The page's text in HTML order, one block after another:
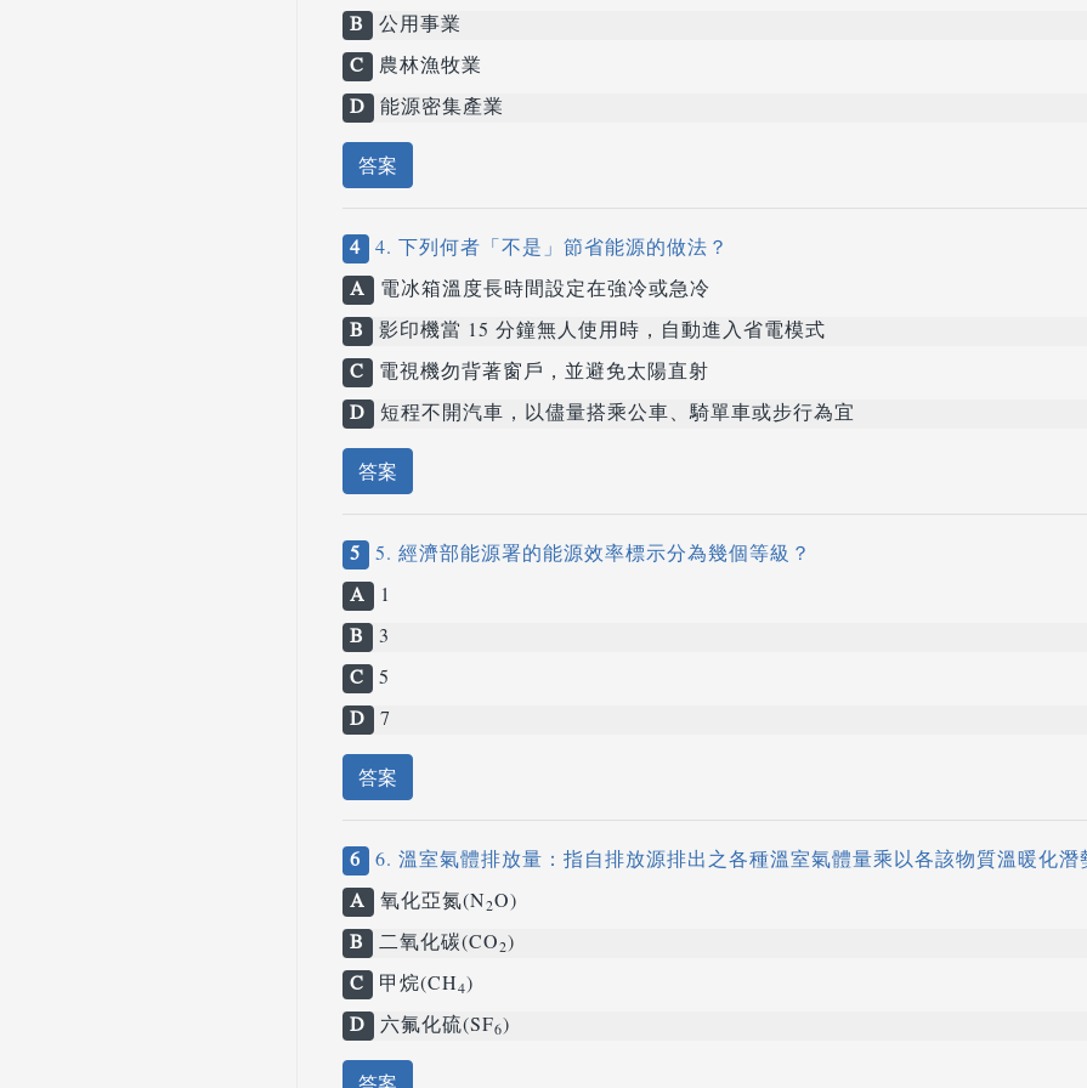
B 公用事業
C 農林漁牧業
D 能源密集產業
答案
4 4. 下列何者「不是」節省能源的做法？
A 電冰箱溫度長時間設定在強冷或急冷
B 影印機當 15 分鐘無人使用時，自動進入省電模式
C 電視機勿背著窗戶，並避免太陽直射
D 短程不開汽車，以儘量搭乘公車、騎單車或步行為宜
答案
5 5. 經濟部能源署的能源效率標示分為幾個等級？
A
1
B 3
C 5
D 7
答案
6 6. 溫室氣體排放量：指自排放源排出之各種溫室氣體量乘以各該物質溫暖化
A 氧化亞氮(N2O)
B 二氧化碳(CO2)
C 甲烷(CH4)
D 六氟化硫(SF6)